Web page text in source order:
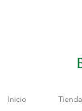
Inicio Tienda